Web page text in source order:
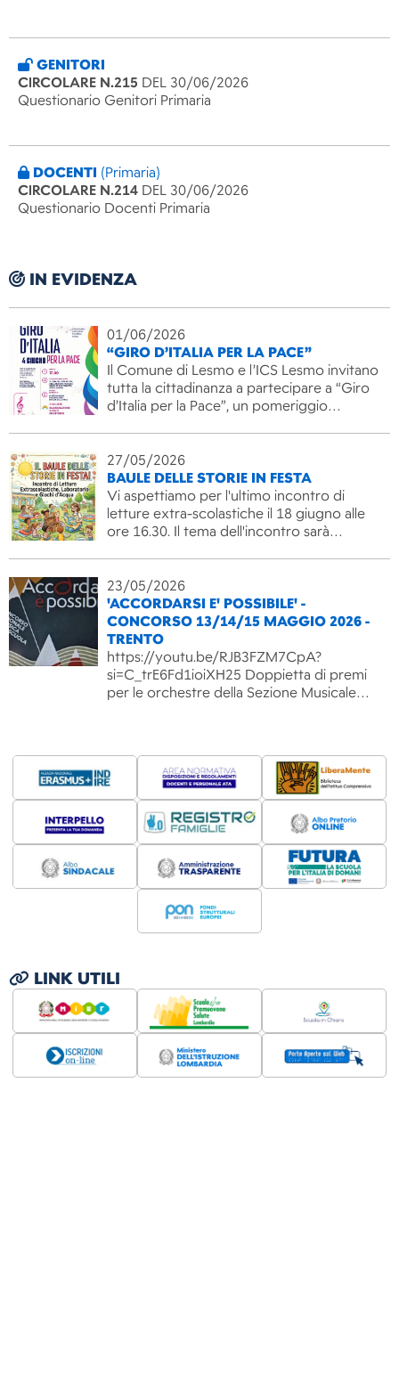
GENITORI
CIRCOLARE N.215 DEL 30/06/2026
Questionario Genitori Primaria
DOCENTI (Primaria)
CIRCOLARE N.214 DEL 30/06/2026
Questionario Docenti Primaria
IN EVIDENZA
01/06/2026
“GIRO D’ITALIA PER LA PACE”
Il Comune di Lesmo e l’ICS Lesmo invitano
tutta la cittadinanza a partecipare a “Giro
d’Italia per la Pace”, un pomeriggio…
27/05/2026
BAULE DELLE STORIE IN FESTA
Vi aspettiamo per l'ultimo incontro di
letture extra-scolastiche il 18 giugno alle
ore 16.30. Il tema dell'incontro sarà…
23/05/2026
'ACCORDARSI E' POSSIBILE' -
CONCORSO 13/14/15 MAGGIO 2026 -
TRENTO
https://youtu.be/RJB3FZM7CpA?
si=C_trE6Fd1ioiXH25 Doppietta di premi
per le orchestre della Sezione Musicale…
LINK UTILI